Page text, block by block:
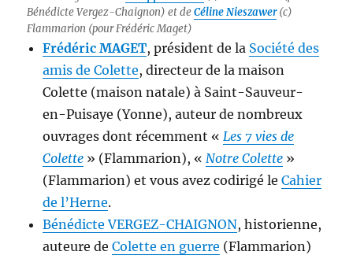
Bénédicte Vergez-Chaignon) et deCéline Nieszawer(c)
Flammarion (pour Frédéric Maget)
Frédéric MAGET, président de la Société des
amis de Colette, directeur de la maison
Colette (maison natale) à Saint-Sauveur-
en-Puisaye (Yonne), auteur de nombreux
ouvrages dont récemment « Les 7 vies de
Colette » (Flammarion), « Notre Colette »
(Flammarion) et vous avez codirigé leCahier
de l’Herne.
Bénédicte VERGEZ-CHAIGNON, historienne,
auteure deColette en guerre (Flammarion)